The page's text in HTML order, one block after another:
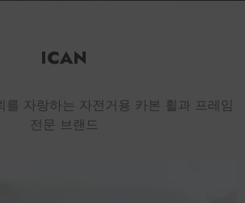
ICAN
를 자랑하는 자전거용 카본 휠과 프레임
전문 브랜드